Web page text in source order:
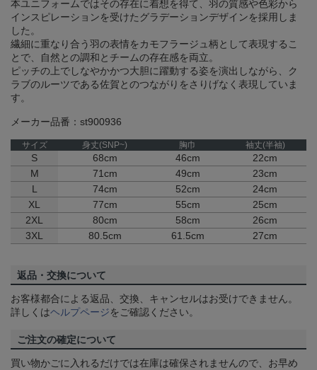
本ユニフォームではその存在に着想を得て、羽の質感や色彩から
インスピレーションを受けたグラデーションデザインを採用しま
した。
繊細に重なり合う羽の表情をカモフラージュ柄として表現するこ
とで、自然との調和とチームの存在感を両立。
ピッチの上でしなやかかつ大胆に躍動する姿を演出しながら、ク
ラブのルーツである佐賀とのつながりをさりげなく表現していま
す。
メーカー品番：st900936
サイズ 身丈(SNP~) 胸巾 袖丈(半袖)
S 68cm 46cm
22cm
M
71cm 49cm
23cm
L
74cm 52cm
24cm
XL
77cm 55cm
25cm
2XL
80cm 58cm
26cm
3XL
80.5cm 61.5cm 27cm
返品・交換について
お客様都合による返品、交換、キャンセルはお受けできません。
詳しくはヘルプページをご確認ください。
ご注文の確定について
買い物かごに入れるだけでは在庫は確保されませんので、お早め